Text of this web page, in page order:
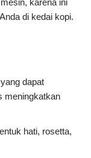
karena ini
di kedai kopi.
dapat
meningkatkan
hati, rosetta,